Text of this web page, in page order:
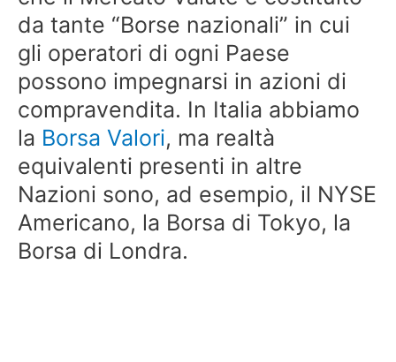
da tante “Borse nazionali” in cui
gli operatori di ogni Paese
possono impegnarsi in azioni di
compravendita. In Italia abbiamo
la Borsa Valori, ma realtà
equivalenti presenti in altre
Nazioni sono, ad esempio, il NYSE
Americano, la Borsa di Tokyo, la
Borsa di Londra.